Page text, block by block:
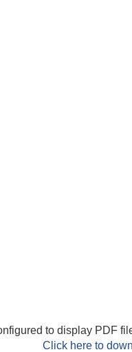
to display PDF
Click here to